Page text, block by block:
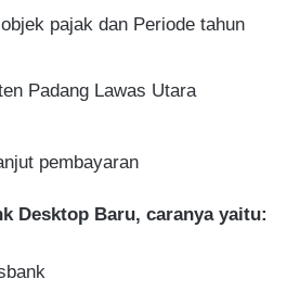
pajak dan Periode tahun
Padang Lawas Utara
pembayaran
Desktop Baru, caranya yaitu: